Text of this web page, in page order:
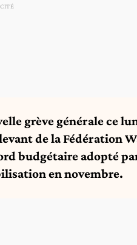
grève générale ce
de la Fédération
budgétaire adopté
en novembre.